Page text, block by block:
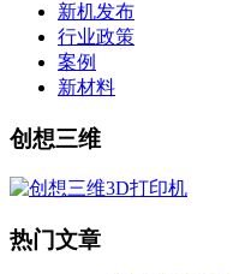
新机发布
行业政策
案例
新材料
创想三维
热门文章